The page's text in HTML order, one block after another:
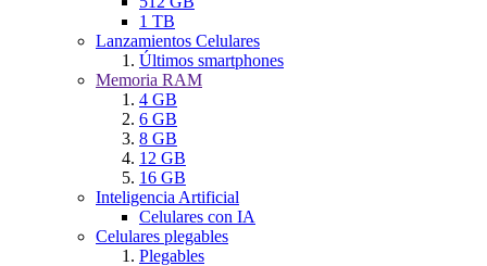
1 TB
Lanzamientos Celulares
Últimos smartphones
Memoria RAM
4 GB
6 GB
8 GB
12 GB
16 GB
Inteligencia Artificial
Celulares con IA
Celulares plegables
Plegables